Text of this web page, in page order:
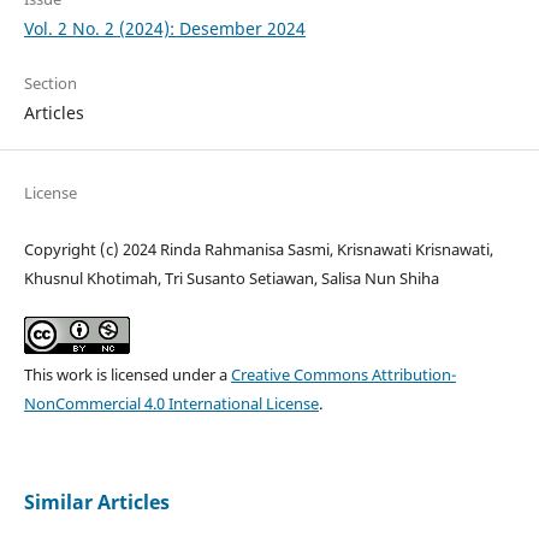
Vol. 2 No. 2 (2024): Desember 2024
Section
Articles
License
Copyright (c) 2024 Rinda Rahmanisa Sasmi, Krisnawati Krisnawati,
Khusnul Khotimah, Tri Susanto Setiawan, Salisa Nun Shiha
This work is licensed under aCreative Commons Attribution-
NonCommercial 4.0 International License.
Similar Articles